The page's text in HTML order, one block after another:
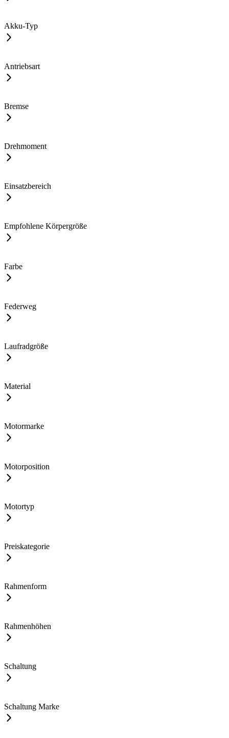
Akku-Typ
Antriebsart
Bremse
Drehmoment
Einsatzbereich
Empfohlene Körpergröße
Farbe
Federweg
Laufradgröße
Material
Motormarke
Motorposition
Motortyp
Preiskategorie
Rahmenform
Rahmenhöhen
Schaltung
Schaltung Marke